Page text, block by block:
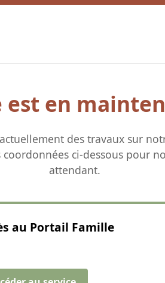
est en
des travaux sur
ci-dessous pour
attendant.
au Portail Famille